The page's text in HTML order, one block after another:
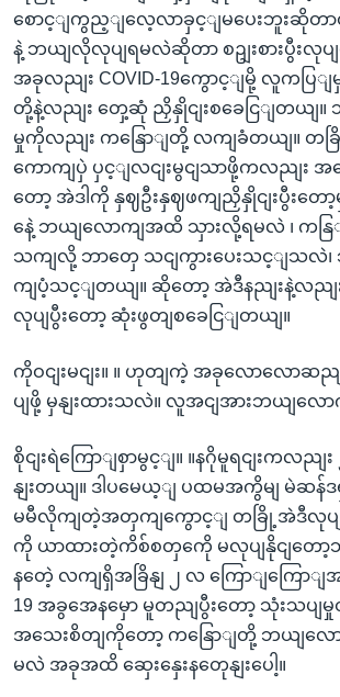
စောင့ျကွည့ျလေ့လာခှင့ျမပေးဘူးဆိုတာ
နဲ့ ဘယျလိုလုပျရမလဲဆိုတာ စဥျးစားပွီးလုပ
အခုလညျး COVID-19ကွောင့ျမို့ လူကပြျမှ
တို့နဲ့လညျး တှေ့ဆုံ ညှိနှိုငျးစခေငြျတယျ။
မှုကိုလညျး ကနြောျတို့ လကျခံတယျ။ တခြိန
ကောကျပှဲ ပှင့ျလငျးမွငျသာဖို့ကလညျး
တော့ အဲဒါကို နှဈဦးနှဈဖကျညှိနှိုငျးပွီးတေ
နေဲ့ ဘယျလောကျအထိ သှားလို့ရမလဲ ၊ ကနြျ
သကျလို့ ဘာတှေ သငျကွားပေးသင့ျသလဲ၊
ကျပံ့သင့ျတယျ။ ဆိုတော့ အဲဒီနညျးနဲ့လညျ
လုပျပွီးတော့ ဆုံးဖွတျစခေငြျတယျ။
ကိုဝငျးမငျး။ ။ ဟုတျကဲ့ အခုလောလောဆ
ပျဖို့ မှနျးထားသလဲ။ လူအငျအားဘယျလော
စိုငျးရဲကြောျစှာမွင့ျ။ ။နဂိုမူရငျးကလညျ
နျးတယျ။ ဒါပမေယ့ျ ပထမအကွိမျ မဲဆန်
မမီလိုကျတဲ့အတှကျကွောင့ျ တခြို့အဲဒီလုပျ
ကို ယာထားတဲ့ကိစ်စတှကေို မလုပျနိုငျတော့
နတေဲ့ လကျရှိအခြိနျ ၂ လ ကြောျကြောျအ
19 အခွအေနမှော မူတညျပွီးတော့ သုံးသပျ
အသေးစိတျကိုတော့ ကနြောျတို့ ဘယျလေ
မလဲ အခုအထိ ဆှေးနှေးနတေုနျးပေါ့။